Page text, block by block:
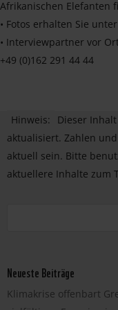
Afrikanischen Elefanten
• Fotos erhalten Sie unter
• Interviewpartner vor
+49 (0)162 291 44 44
Hinweis:
Dieser
aktualisiert. Zahlen
aktuell sein. Bitte
aktuellere Inhalte zum
Neueste Beiträge
Klimakrise offenbart